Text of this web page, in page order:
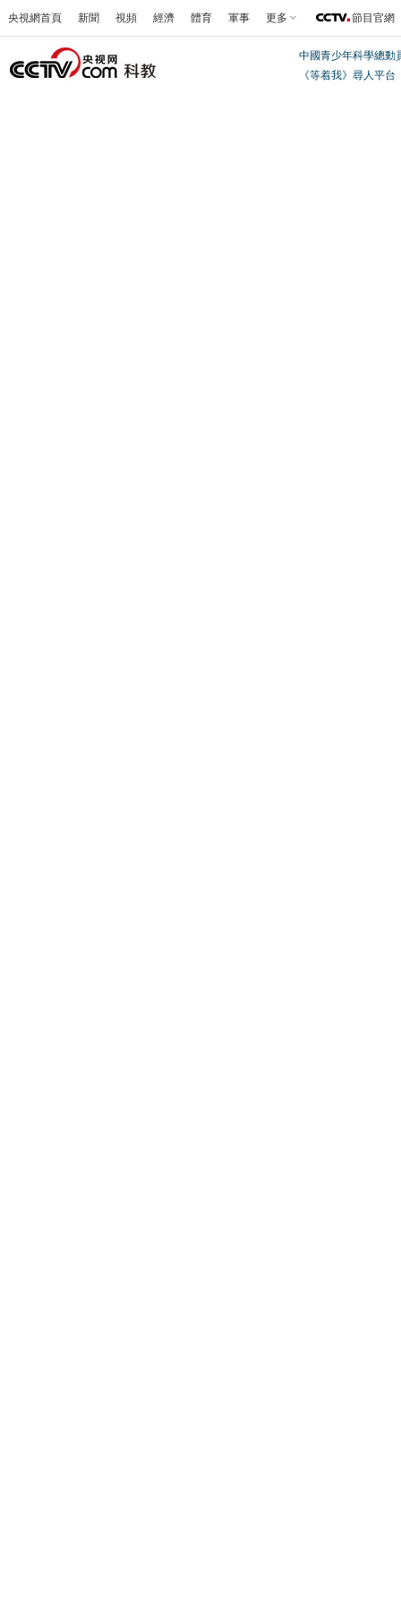
央視網首頁 新聞 視頻 經濟 體育 軍事 更多 節目官網
中國青少年科學總動
《等着我》尋人平台